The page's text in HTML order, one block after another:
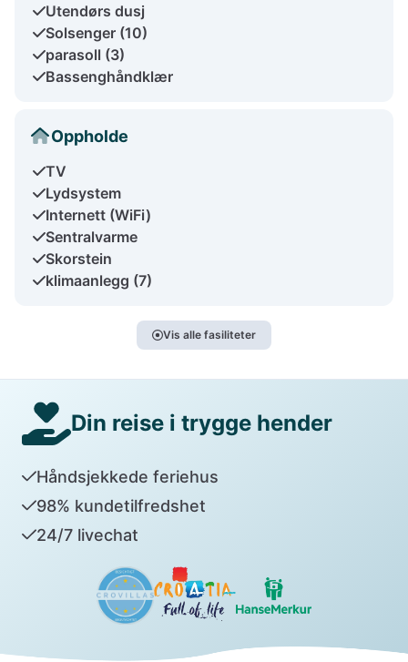
Utendørs dusj
Solsenger (10)
parasoll (3)
Bassenghåndklær
Oppholde
TV
Lydsystem
Internett (WiFi)
Sentralvarme
Skorstein
klimaanlegg (7)
Vis alle fasiliteter
Din reise i trygge hender
Håndsjekkede feriehus
98% kundetilfredshet
24/7 livechat